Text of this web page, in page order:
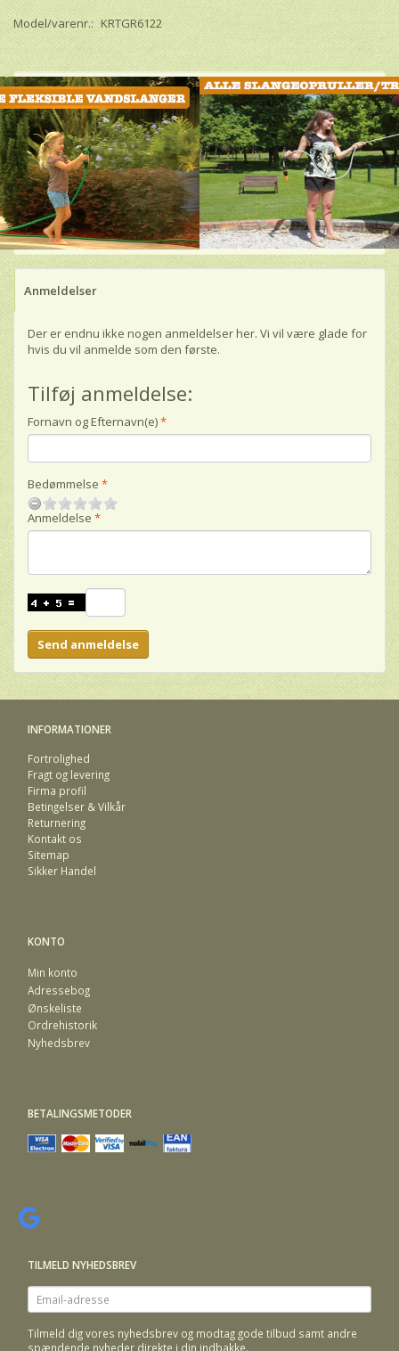
Model/varenr.: KRTGR6122
Anmeldelser
Der er endnu ikke nogen anmeldelser her. Vi vil være glade for
hvis du vil anmelde som den første.
Tilføj anmeldelse:
Fornavn og Efternavn(e)
Bedømmelse
Anmeldelse
Send anmeldelse
INFORMATIONER
Fortrolighed
Fragt og levering
Firma profil
Betingelser & Vilkår
Returnering
Kontakt os
Sitemap
Sikker Handel
KONTO
Min konto
Adressebog
Ønskeliste
Ordrehistorik
Nyhedsbrev
BETALINGSMETODER
TILMELD NYHEDSBREV
Email-
adresse
Tilmeld dig vores nyhedsbrev og modtag gode tilbud samt andre
spændende nyheder direkte i din indbakke.